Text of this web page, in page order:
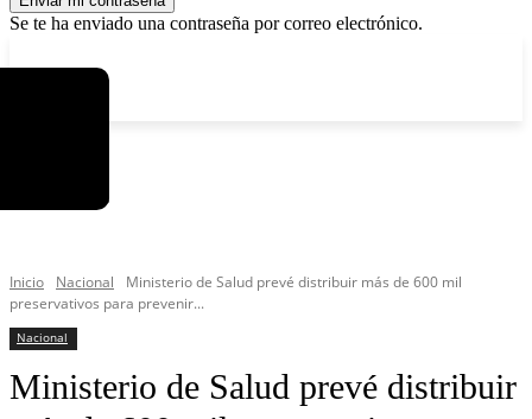
Se te ha enviado una contraseña por correo electrónico.
Inicio Nacional
Ministerio de Salud prevé distribuir más de 600 mil
preservativos para prevenir...
Nacional
Ministerio de Salud prevé distribuir